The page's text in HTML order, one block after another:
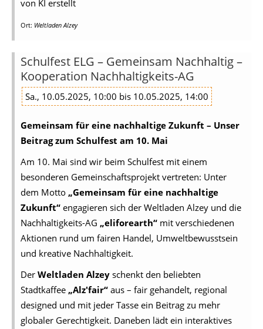
von KI erstellt
Ort: Weltladen Alzey
Schulfest ELG – Gemeinsam Nachhaltig –
Kooperation Nachhaltigkeits-AG
Sa., 10.05.2025, 10:00 bis 10.05.2025, 14:00
Gemeinsam für eine nachhaltige Zukunft – Unser
Beitrag zum Schulfest am 10. Mai
Am 10. Mai sind wir beim Schulfest mit einem
besonderen Gemeinschaftsprojekt vertreten: Unter
dem Motto „Gemeinsam für eine nachhaltige
Zukunft“ engagieren sich der Weltladen Alzey und die
Nachhaltigkeits-AG „eliforearth“ mit verschiedenen
Aktionen rund um fairen Handel, Umweltbewusstsein
und kreative Nachhaltigkeit.
Der Weltladen Alzey schenkt den beliebten
Stadtkaffee „Alz'fair“ aus – fair gehandelt, regional
designed und mit jeder Tasse ein Beitrag zu mehr
globaler Gerechtigkeit. Daneben lädt ein interaktives